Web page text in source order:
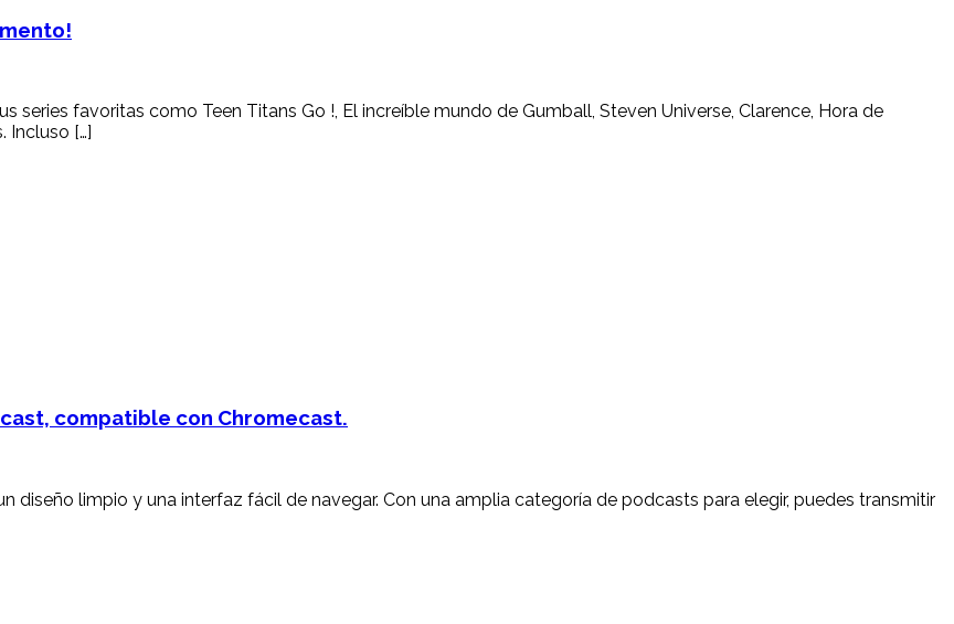
favoritas como Teen Titans Go !, El increíble mundo de Gumball, Steven Universe, Clarence, Hora de
Incluso […]
compatible con Chromecast.
diseño limpio y una interfaz fácil de navegar. Con una amplia categoría de podcasts para elegir, puedes transmitir